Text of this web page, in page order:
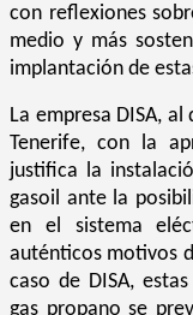
con reflexiones
medio y más
implantación de
La empresa DISA,
Tenerife, con la
justifica la
gasoil ante la
en el sistema
auténticos motivos
caso de DISA,
gas propano se